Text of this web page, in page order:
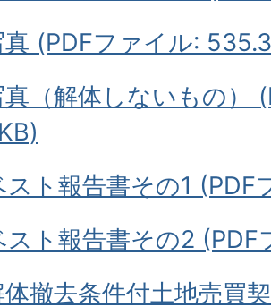
真 (PDFファイル:
（解体しないもの）
スト報告書その1 (PDF
スト報告書その2 (PDF
撤去条件付土地売買